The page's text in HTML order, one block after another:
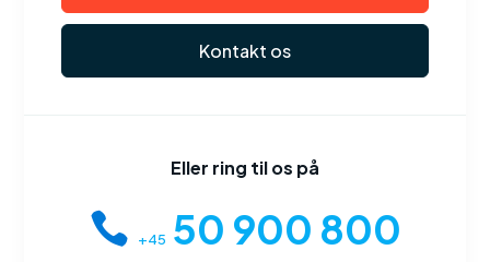
Kontakt os
Eller ring til os på
+45 50 900 800